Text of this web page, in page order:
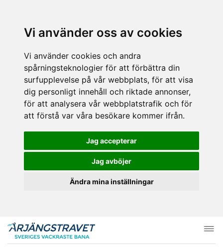
Vi använder oss av cookies
Vi använder cookies och andra
spårningsteknologier för att förbättra din
surfupplevelse på vår webbplats, för att visa
dig personligt innehåll och riktade annonser,
för att analysera vår webbplatstrafik och för
att förstå var våra besökare kommer ifrån.
Jag accepterar
Jag avböjer
Ändra mina inställningar